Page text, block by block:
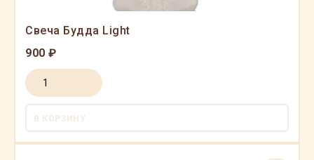
Свеча Будда Light
900 ₽
В КОРЗИНУ